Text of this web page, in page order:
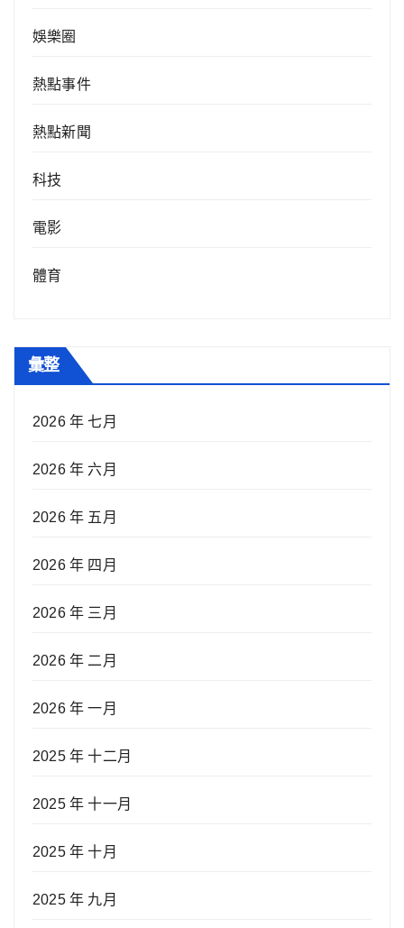
娛樂圈
熱點事件
熱點新聞
科技
電影
體育
彙整
2026 年 七月
2026 年 六月
2026 年 五月
2026 年 四月
2026 年 三月
2026 年 二月
2026 年 一月
2025 年 十二月
2025 年 十一月
2025 年 十月
2025 年 九月